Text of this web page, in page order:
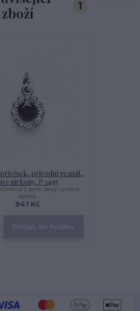
zboží
1
přírodní granát,
zirkony, P 1495
941 Kč
3, jsme český výrobce
šperků